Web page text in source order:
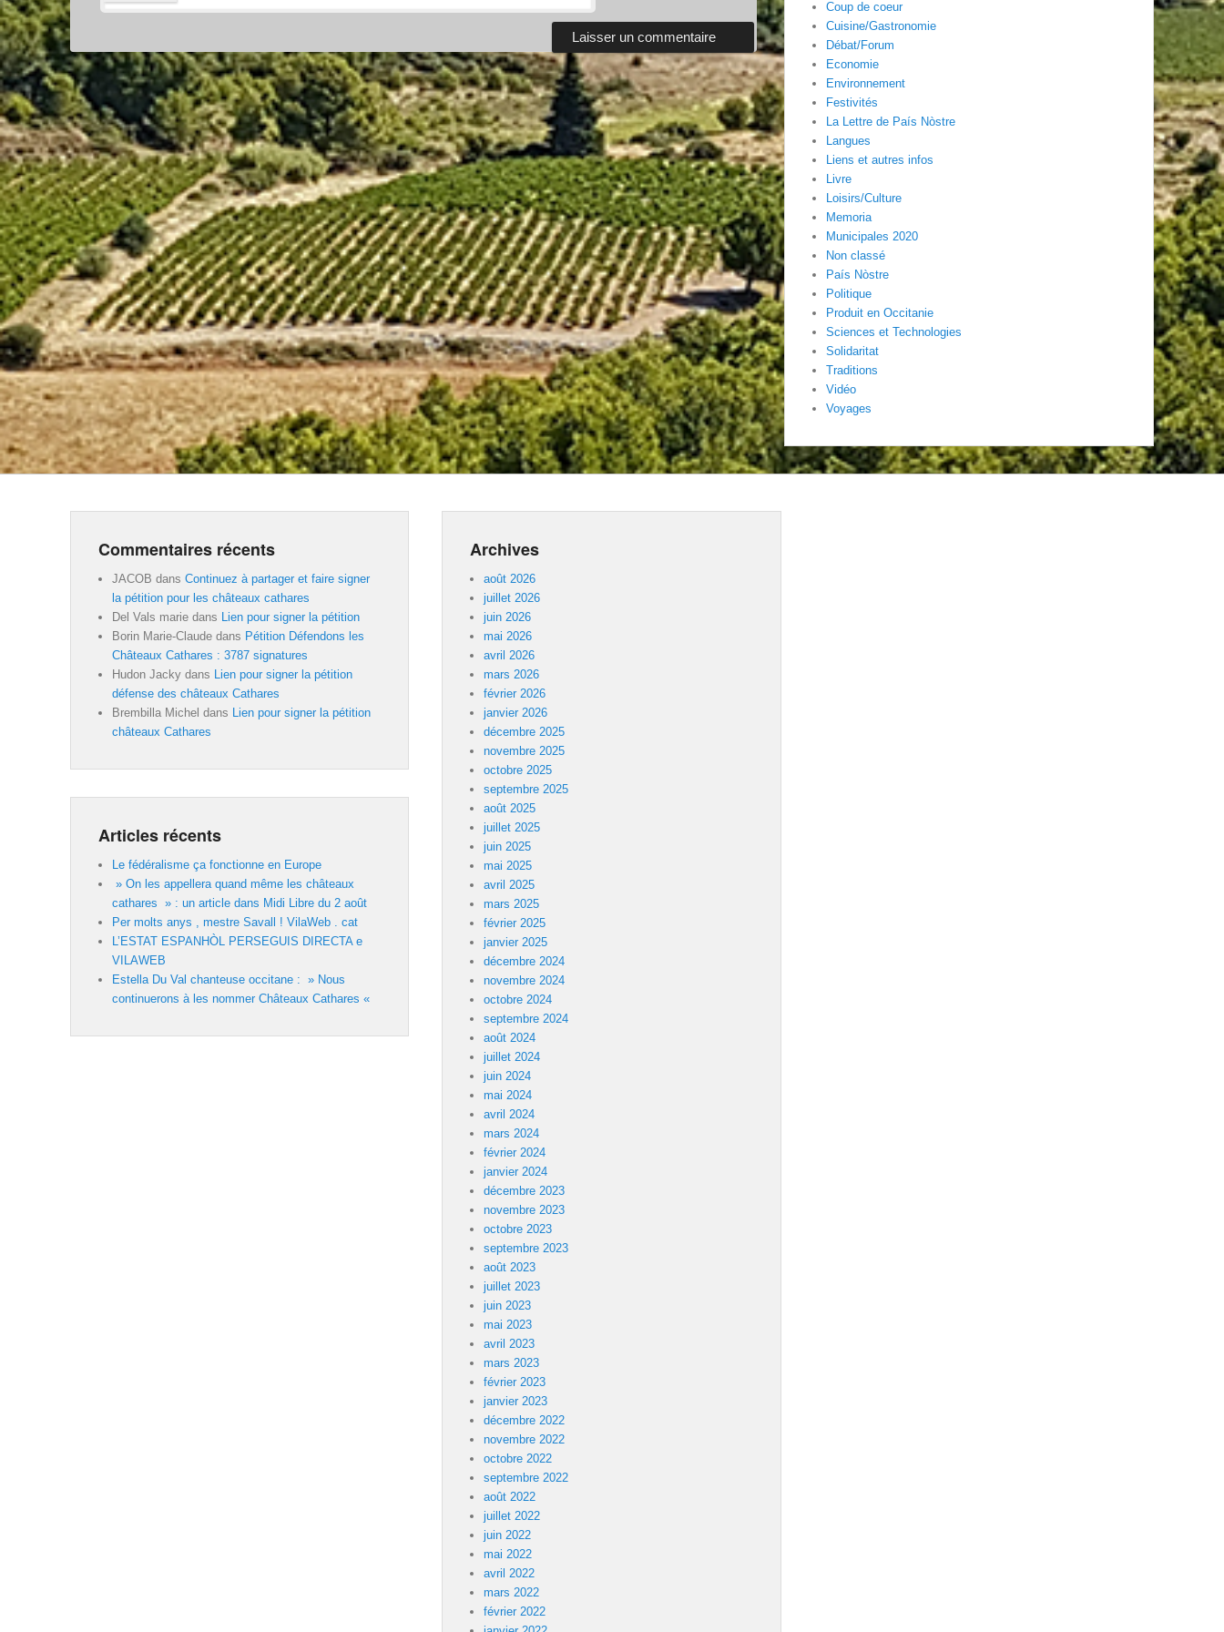
Coup de coeur
Cuisine/Gastronomie
Débat/Forum
Economie
Environnement
Festivités
La Lettre de País Nòstre
Langues
Liens et autres infos
Livre
Loisirs/Culture
Memoria
Municipales 2020
Non classé
País Nòstre
Politique
Produit en Occitanie
Sciences et Technologies
Solidaritat
Traditions
Vidéo
Voyages
Commentaires récents
JACOB dans Continuez à partager et faire signer
la pétition pour les châteaux cathares
Del Vals marie dans
Lien pour signer la pétition
Borin Marie-Claude dans Pétition Défendons les
Châteaux Cathares : 3787 signatures
Hudon Jacky dans
Lien pour signer la pétition
défense des châteaux Cathares
Brembilla Michel dans
Lien pour signer la pétition
châteaux Cathares
Articles récents
Le fédéralisme ça fonctionne en Europe
» On les appellera quand même les châteaux
cathares » : un article dans Midi Libre du 2 août
Per molts anys , mestre Savall ! VilaWeb . cat
L’ESTAT ESPANHÒL PERSEGUIS DIRECTA e
VILAWEB
Estella Du Val chanteuse occitane : » Nous
continuerons à les nommer Châteaux Cathares «
Archives
août 2026
juillet 2026
juin 2026
mai 2026
avril 2026
mars 2026
février 2026
janvier 2026
décembre 2025
novembre 2025
octobre 2025
septembre 2025
août 2025
juillet 2025
juin 2025
mai 2025
avril 2025
mars 2025
février 2025
janvier 2025
décembre 2024
novembre 2024
octobre 2024
septembre 2024
août 2024
juillet 2024
juin 2024
mai 2024
avril 2024
mars 2024
février 2024
janvier 2024
décembre 2023
novembre 2023
octobre 2023
septembre 2023
août 2023
juillet 2023
juin 2023
mai 2023
avril 2023
mars 2023
février 2023
janvier 2023
décembre 2022
novembre 2022
octobre 2022
septembre 2022
août 2022
juillet 2022
juin 2022
mai 2022
avril 2022
mars 2022
février 2022